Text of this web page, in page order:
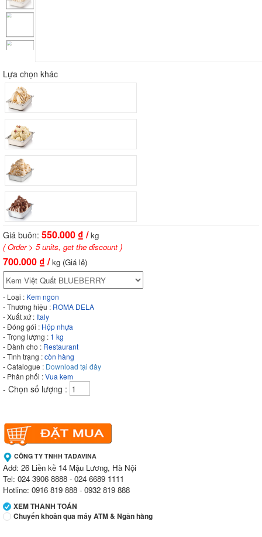
Lựa chọn khác
Giá buôn: 550.000 ₫ / kg
( Order > 5 units, get the discount )
700.000 ₫ /kg (Giá lẻ)
- Loại : Kem ngon
- Thương hiệu : ROMA DELA
- Xuất xứ : Italy
- Đóng gói : Hộp nhựa
- Trọng lượng : 1 kg
- Dành cho : Restaurant
- Tình trạng :còn hàng
- Catalogue : Download tại đây
- Phân phối :Vua kem
- Chọn số lượng :
CÔNG TY TNHH TADAVINA
Add: 26 Liền kề 14 Mậu Lương, Hà Nội
Tel: 024 3906 8888 - 024 6689 1111
Hotline: 0916 819 888 - 0932 819 888
XEM THANH TOÁN
Chuyển khoản qua máy ATM & Ngân hàng